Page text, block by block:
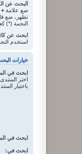
البحث عن
ضع علامة +
تظهر، ضع
النجمة (*)
ابحث عن
استخدم
خيارات
ابحث في
اختر
باختيار
ابحث في
ابحث في: